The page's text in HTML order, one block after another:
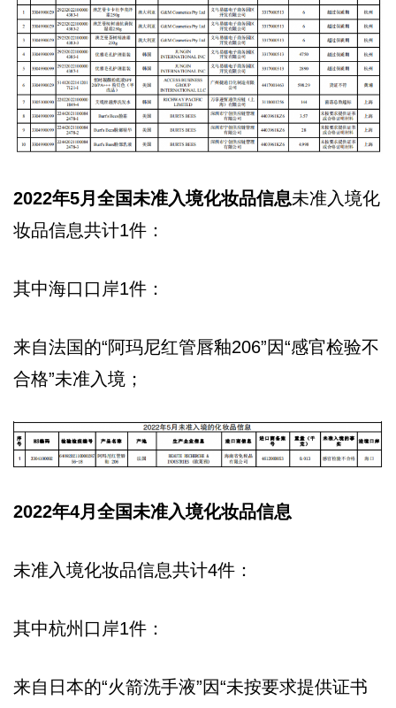
2022年5月全国未准入境化妆品信息未准入境化
妆品信息共计1件：
其中海口口岸1件：
来自法国的“阿玛尼红管唇釉206”因“感官检验不
合格”未准入境；
2022年4月全国未准入境化妆品信息
未准入境化妆品信息共计4件：
其中杭州口岸1件：
来自日本的“火箭洗手液”因“未按要求提供证书